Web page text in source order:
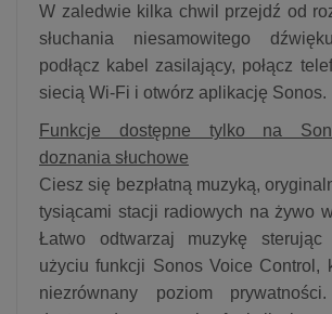
W zaledwie kilka chwil przejdź od
słuchania niesamowitego
podłącz kabel zasilający, połącz
siecią Wi-Fi i otwórz aplikację Sonos.
Funkcje dostępne tylko na
doznania słuchowe
Ciesz się bezpłatną muzyką,
tysiącami stacji radiowych na żywo
Łatwo odtwarzaj muzykę sterując
użyciu funkcji Sonos Voice Control,
niezrównany poziom